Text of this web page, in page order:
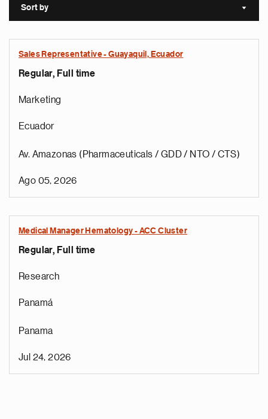
Sort by Sort
Sales Representative - Guayaquil, Ecuador
Regular, Full time
Marketing
Ecuador
Av. Amazonas (Pharmaceuticals / GDD / NTO / CTS)
Ago 05, 2026
Medical Manager Hematology - ACC Cluster
Regular, Full time
Research
Panamá
Panama
Jul 24, 2026